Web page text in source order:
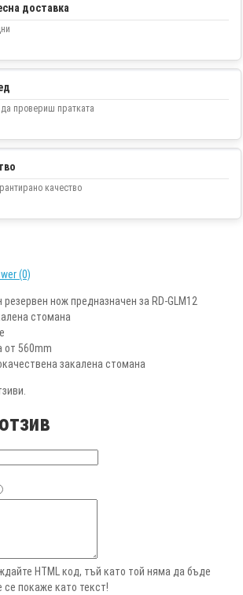
доставка
провериш пратката
качество
(0)
нож предназначен за RD-GLM12
стомана
560mm
закалена стомана
HTML код, тъй като той няма да бъде
покаже като текст!